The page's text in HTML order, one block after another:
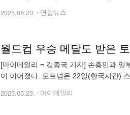
2025.05.23. 연합뉴스
[마이데일리 = 김종국 기자] 손흥민과 일
이 이어졌다. 토트넘은 22일(한국시간)
2025.05.23. 마이데일리